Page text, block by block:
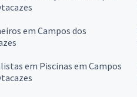
em Campos dos
em Piscinas em Campos